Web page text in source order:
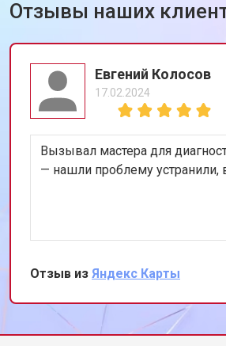
Отзывы наших
Евгений Колосов
17.02.2024
Вызывал мастера для
— нашли проблему устранили,
Отзыв из Яндекс Карты